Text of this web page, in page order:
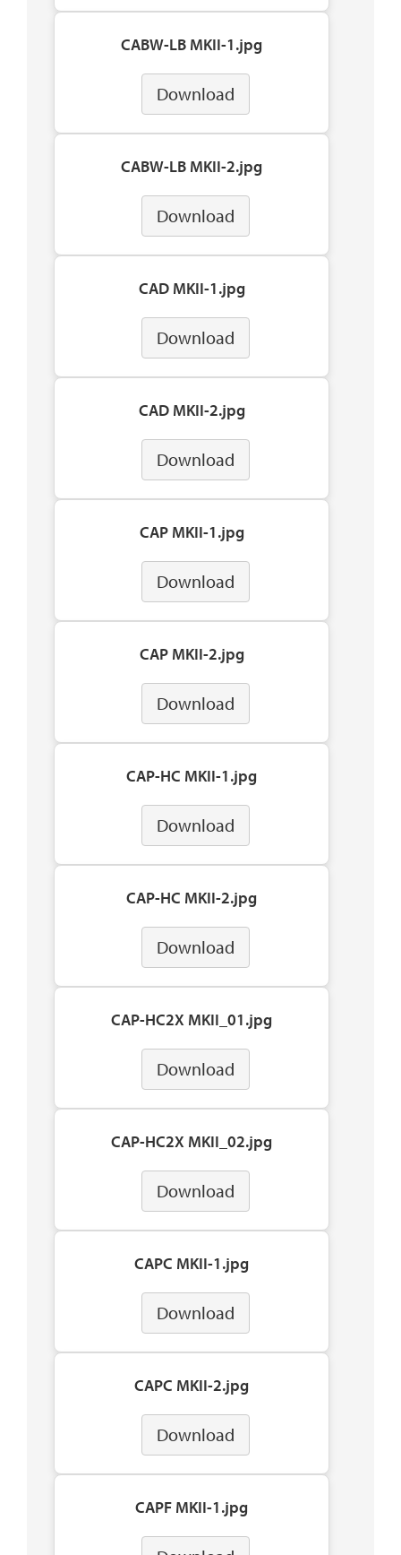
CABW-LB MKII-1.jpg
Download
CABW-LB MKII-2.jpg
Download
CAD MKII-1.jpg
Download
CAD MKII-2.jpg
Download
CAP MKII-1.jpg
Download
CAP MKII-2.jpg
Download
CAP-HC MKII-1.jpg
Download
CAP-HC MKII-2.jpg
Download
CAP-HC2X MKII_01.jpg
Download
CAP-HC2X MKII_02.jpg
Download
CAPC MKII-1.jpg
Download
CAPC MKII-2.jpg
Download
CAPF MKII-1.jpg